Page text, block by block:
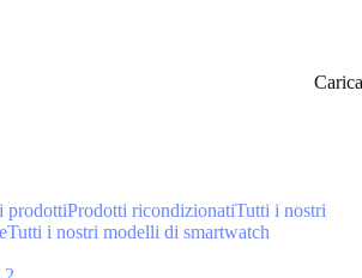
prodottiProdotti ricondizionatiTutti i nostri
Tutti i nostri modelli di smartwatch